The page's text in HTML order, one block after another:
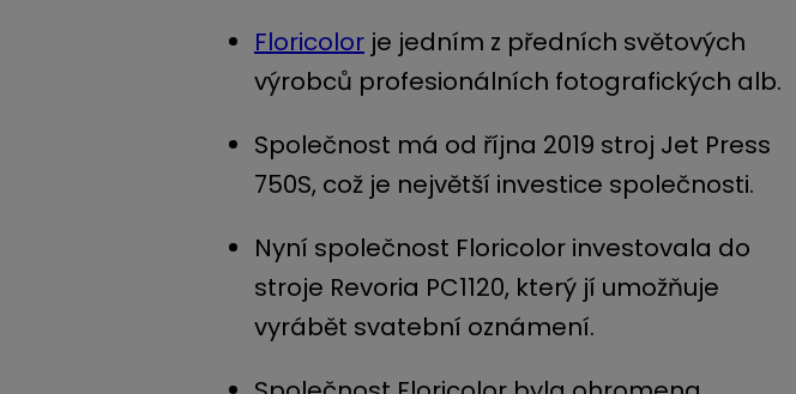
Floricolor je jedním z předních světových
výrobců profesionálních fotografických alb.
Společnost má od října 2019 stroj Jet Press
750S, což je největší investice společnosti.
Nyní společnost Floricolor investovala do
stroje Revoria PC1120, který jí umožňuje
vyrábět svatební oznámení.